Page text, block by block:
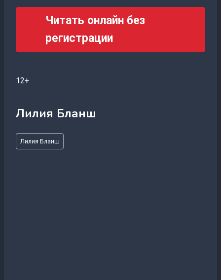
Читать онлайн без
регистрации
12+
Лилия Бланш
Метки
записи:
Лилия Бланш